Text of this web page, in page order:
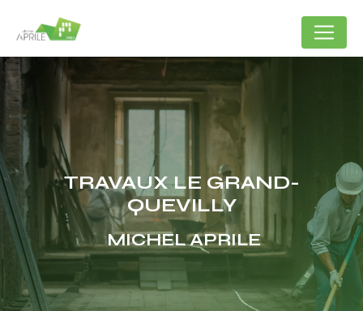
TRAVAUX LE GRAND-
QUEVILLY
MICHEL APRILE